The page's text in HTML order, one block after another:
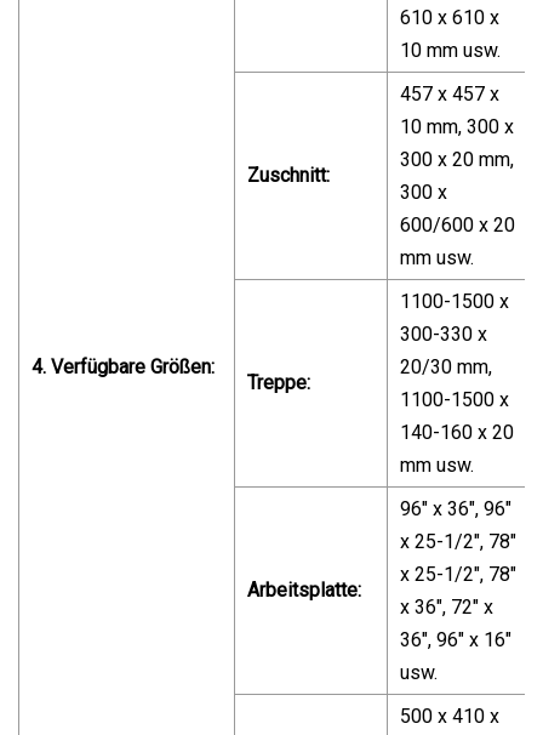
4. Verfügbare Größen:
610 x 610 x
10 mm usw.
Zuschnitt:
457 x 457 x
10 mm, 300 x
300 x 20 mm,
300 x
600/600 x 20
mm usw.
Treppe:
1100-1500 x
300-330 x
20/30 mm,
1100-1500 x
140-160 x 20
mm usw.
Arbeitsplatte:
96" x 36", 96"
x 25-1/2", 78"
x 25-1/2", 78"
x 36", 72" x
36", 96" x 16"
usw.
500 x 410 x